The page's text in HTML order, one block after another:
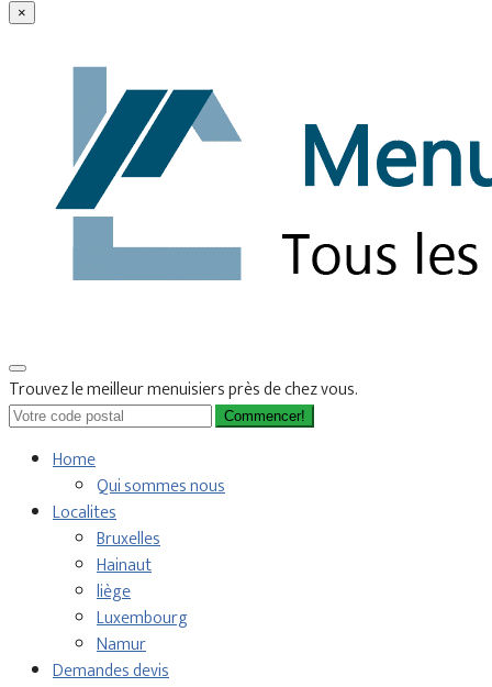
×
Trouvez le meilleur menuisiers près de chez vous.
Commencer!
Home
Qui sommes nous
Localites
Bruxelles
Hainaut
liège
Luxembourg
Namur
Demandes devis